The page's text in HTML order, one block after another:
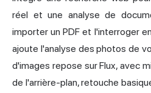
réel et une analyse de
importer un PDF et l'interroger
ajoute l'analyse des photos de
d'images repose sur Flux, avec
de l'arrière-plan, retouche